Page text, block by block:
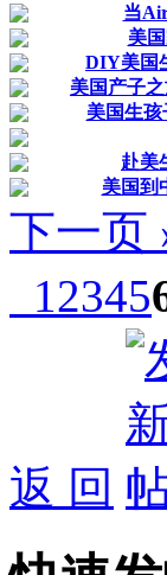
当
美
DIY美国
美国产子
美国生
赴美
美国到
下一页
12345
返 回